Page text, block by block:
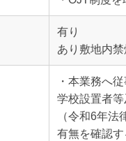
有り
あり敷地内禁
・本業務へ
学校設置者
（令和6年
有無を確認す